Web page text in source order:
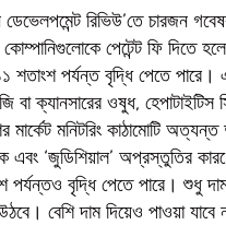
রিভিউ’তে চারজন
পেটেন্ট ফি দিতে
শতাংশ পর্যন্ত বৃদ্ধি পেতে পারে।
ক্যানসারের ওষুধ, হেপাটাইটিস
মার্কেট মনিটরিং কাঠামোটি
এবং ‘জুডিশিয়াল’ অপ্রস্তুতির
পর্যন্তও বৃদ্ধি পেতে পারে। শুধু
বেশি দাম দিয়েও পাওয়া যাবে